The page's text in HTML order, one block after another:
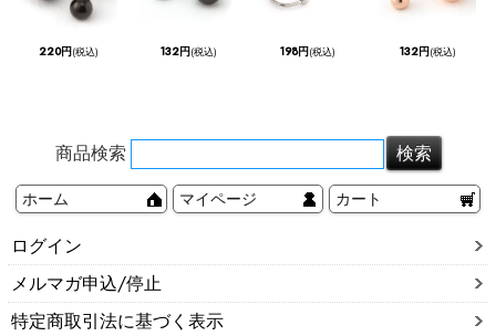
220円(税込) 132円(税込) 198円(税込) 132円(税込)
商品検索
ホーム マイページ カート
ログイン
メルマガ申込/停止
特定商取引法に基づく表示